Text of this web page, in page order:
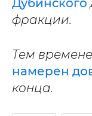
Дубинского
фракции.
Тем
намерен
конца.